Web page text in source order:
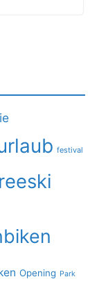
festival
Opening Park